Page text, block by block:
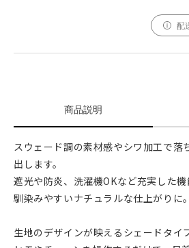
商品説明
スウェード調の素材感やシワ加工で落
出します。
遮光や防炎、洗濯機OKなど充実した
馴染みやすいナチュラルな仕上がりに。
生地のデザインが映えるシェードタイ
配